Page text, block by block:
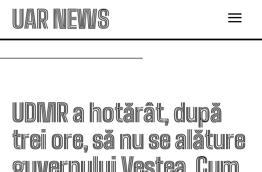
UAR NEWS
UDMR a hotărât, după
trei ore, să nu se alăture